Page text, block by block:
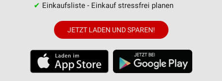
✔ Einkaufsliste - Einkauf stressfrei planen
JETZT LADEN UND SPAREN!